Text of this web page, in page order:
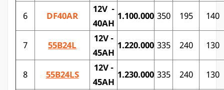
6 DF40AR
12V -
40AH
1.100.000 350 195 140
7 55B24L
12V -
45AH
1.220.000 335 240 130
8 55B24LS
12V -
45AH
1.230.000 335 240 130